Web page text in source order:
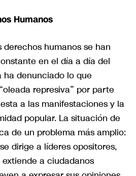
Humanos
derechos humanos se han
en el día a día del
ha denunciado lo que
represiva” por parte
a las manifestaciones y la
popular. La situación de
de un problema más amplio:
dirige a líderes opositores,
a ciudadanos